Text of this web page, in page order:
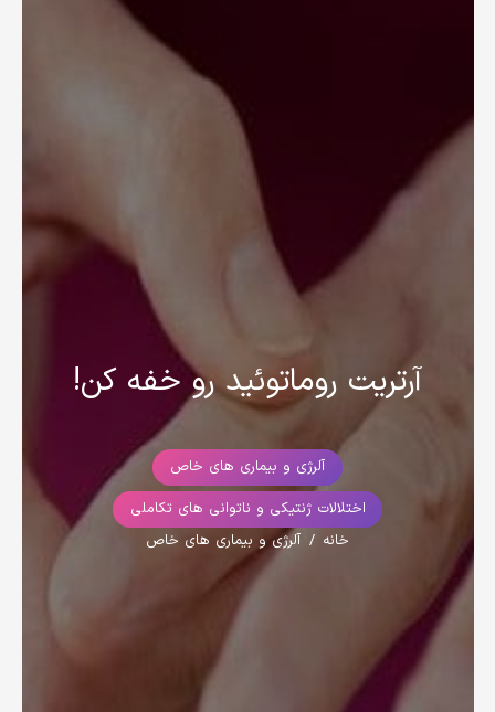
آرتریت روماتوئید رو خفه کن!
آلرژی و بیماری های خاص
اختلالات ژنتیکی و ناتوانی های تکاملی
خانه / آلرژی و بیماری های خاص